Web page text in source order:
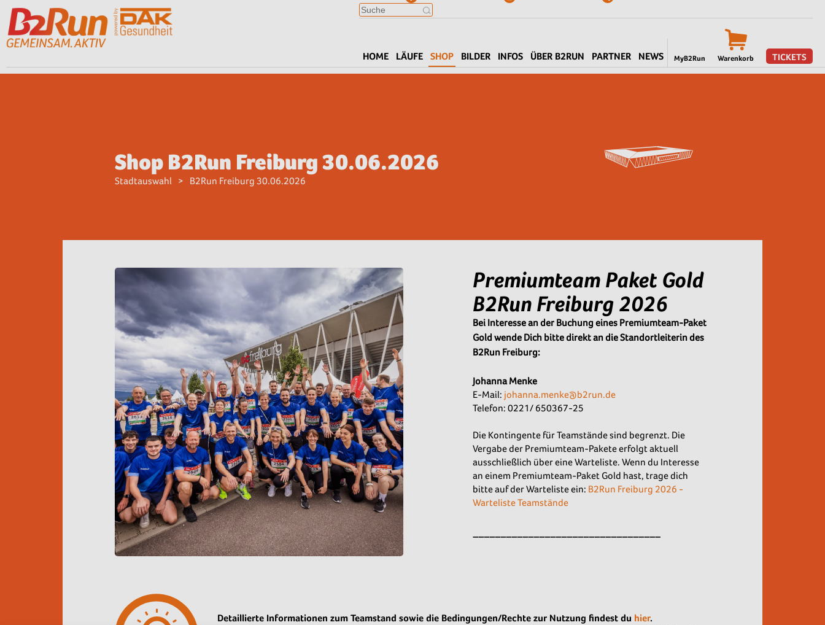
MyB2Run Warenkorb TICKETS
HOME LÄUFE SHOP BILDER INFOS ÜBER B2RUN PARTNER NEWS
Shop B2Run Freiburg 30.06.2026
Stadtauswahl B2Run Freiburg 30.06.2026
Premiumteam Paket Gold
B2Run Freiburg 2026
Bei Interesse an der Buchung eines Premiumteam-Paket
Gold wende Dich bitte direkt an die Standortleiterin des
B2Run Freiburg:
Johanna Menke
E-Mail: johanna.menke@b2run.de
Telefon: 0221/ 650367-25
Die Kontingente für Teamstände sind begrenzt. Die
Vergabe der Premiumteam-Pakete erfolgt aktuell
ausschließlich über eine Warteliste. Wenn du Interesse
an einem Premiumteam-Paket Gold hast, trage dich
bitte auf der Warteliste ein: B2Run Freiburg 2026 -
Warteliste Teamstände
Detaillierte Informationen zum Teamstand sowie die Bedingungen/Rechte zur Nutzung findest du hier.